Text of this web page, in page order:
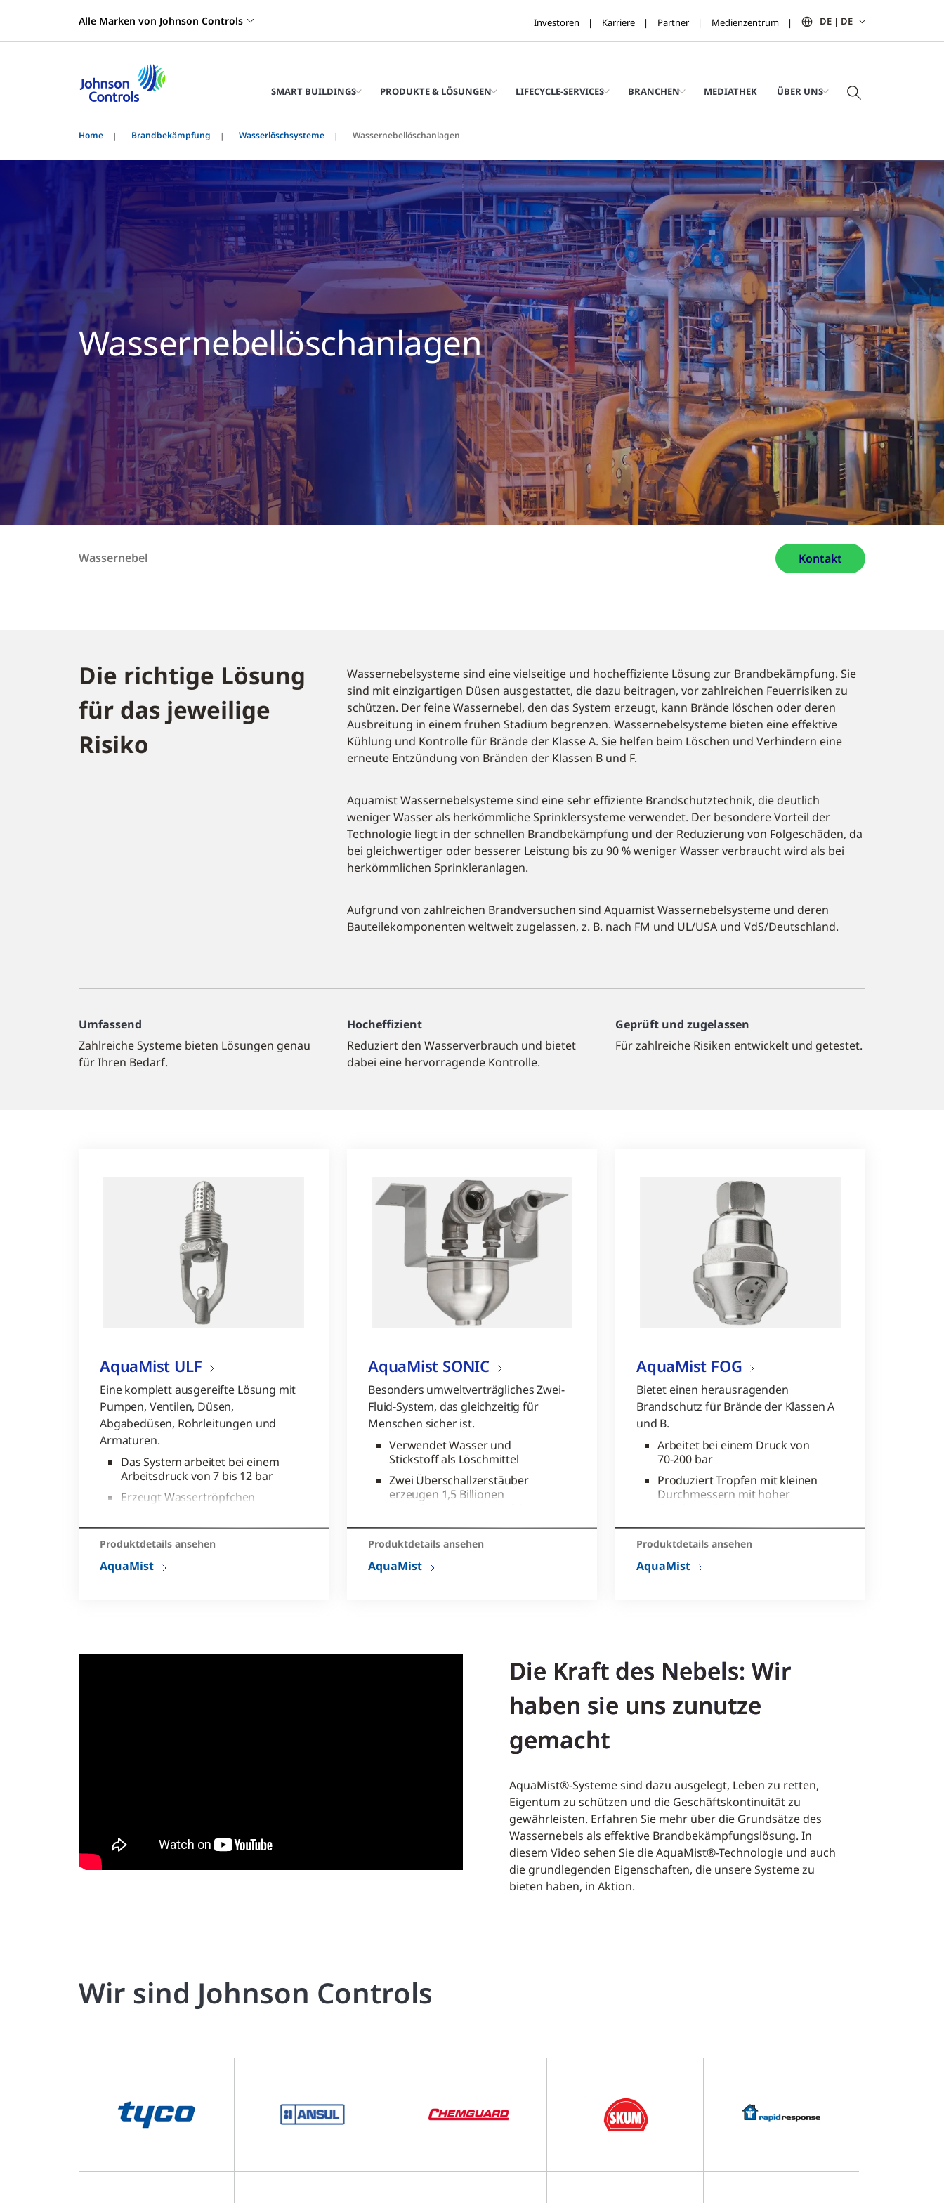
Alle Marken von Johnson Controls Investoren Karriere Partner Medienzentrum DE | DE
SMART BUILDINGS PRODUKTE & LÖSUNGEN LIFECYCLE-SERVICES BRANCHEN MEDIATHEK ÜBER UNS
Home Brandbekämpfung Wasserlöschsysteme Wassernebellöschanlagen
Wassernebellöschanlagen
Wassernebel Kontakt
Die richtige Lösung
für das jeweilige
Risiko
Wassernebelsysteme sind eine vielseitige und hocheffiziente Lösung zur Brandbekämpfung. Sie
sind mit einzigartigen Düsen ausgestattet, die dazu beitragen, vor zahlreichen Feuerrisiken zu
schützen. Der feine Wassernebel, den das System erzeugt, kann Brände löschen oder deren
Ausbreitung in einem frühen Stadium begrenzen. Wassernebelsysteme bieten eine effektive
Kühlung und Kontrolle für Brände der Klasse A. Sie helfen beim Löschen und Verhindern eine
erneute Entzündung von Bränden der Klassen B und F.
Aquamist Wassernebelsysteme sind eine sehr effiziente Brandschutztechnik, die deutlich
weniger Wasser als herkömmliche Sprinklersysteme verwendet. Der besondere Vorteil der
Technologie liegt in der schnellen Brandbekämpfung und der Reduzierung von Folgeschäden, da
bei gleichwertiger oder besserer Leistung bis zu 90 % weniger Wasser verbraucht wird als bei
herkömmlichen Sprinkleranlagen.
Aufgrund von zahlreichen Brandversuchen sind Aquamist Wassernebelsysteme und deren
Bauteilekomponenten weltweit zugelassen, z. B. nach FM und UL/USA und VdS/Deutschland.
Umfassend
Zahlreiche Systeme bieten Lösungen genau
für Ihren Bedarf.
Hocheffizient
Reduziert den Wasserverbrauch und bietet
dabei eine hervorragende Kontrolle.
Geprüft und zugelassen
Für zahlreiche Risiken entwickelt und getestet.
AquaMist ULF
Eine komplett ausgereifte Lösung mit
Pumpen, Ventilen, Düsen,
Abgabedüsen, Rohrleitungen und
Armaturen.
Das System arbeitet bei einem
Arbeitsdruck von 7 bis 12 bar
Erzeugt Wassertröpfchen
entwickelten Sprinkler-und
Sprühköpfen, die für eine
entwickelt und zugelassen
geringere Druckverluste,
Produktdetails ansehen​
AquaMist
AquaMist SONIC
Besonders umweltverträgliches Zwei-
Fluid-System, das gleichzeitig für
Menschen sicher ist.
Verwendet Wasser und
Stickstoff als Löschmittel
Zwei Überschallzerstäuber
erzeugen 1,5 Billionen
eine Oberfläche von 121 m²
ergeben
Produktdetails ansehen​
AquaMist
AquaMist FOG
Bietet einen herausragenden
Brandschutz für Brände der Klassen A
und B.
Arbeitet bei einem Druck von
70-200 bar
Produziert Tropfen mit kleinen
Durchmessern mit hoher
Produktdetails ansehen​
AquaMist
Die Kraft des Nebels: Wir
haben sie uns zunutze
gemacht
AquaMist®-Systeme sind dazu ausgelegt, Leben zu retten,
Eigentum zu schützen und die Geschäftskontinuität zu
gewährleisten. Erfahren Sie mehr über die Grundsätze des
Wassernebels als effektive Brandbekämpfungslösung. In
diesem Video sehen Sie die AquaMist®-Technologie und auch
die grundlegenden Eigenschaften, die unsere Systeme zu
bieten haben, in Aktion.
Wir sind Johnson Controls